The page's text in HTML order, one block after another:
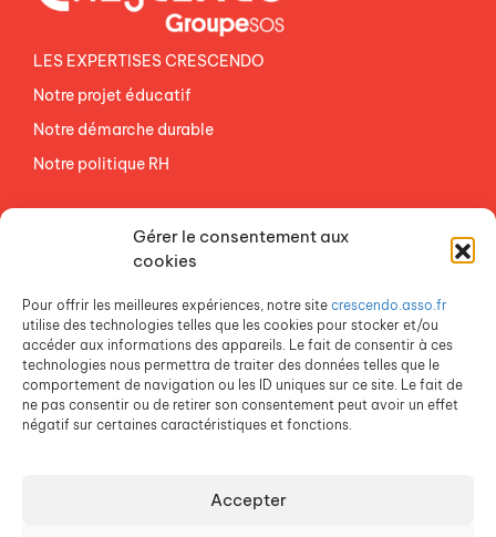
Gérer le consentement aux
cookies
Pour offrir les meilleures expériences, notre site crescendo.asso.fr
utilise des technologies telles que les cookies pour stocker et/ou
accéder aux informations des appareils. Le fait de consentir à ces
technologies nous permettra de traiter des données telles que le
comportement de navigation ou les ID uniques sur ce site. Le fait de
ne pas consentir ou de retirer son consentement peut avoir un effet
négatif sur certaines caractéristiques et fonctions.
Accepter
LES EXPERTISES CRESCENDO
Notre projet éducatif
Notre démarche durable
Notre politique RH
ESPACE PRESSE
Crescendo est une association du Groupe SOS